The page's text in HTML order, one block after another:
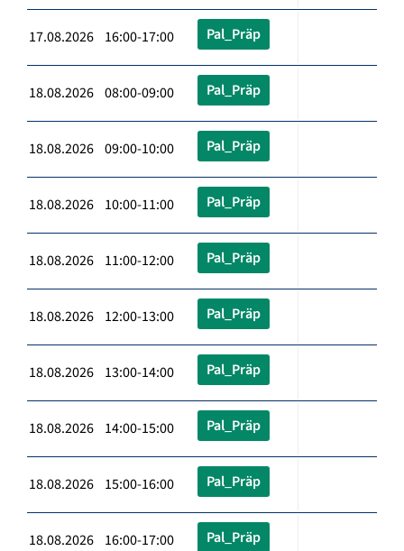
17.08.2026 16:00-17:00 Pal_Präp
18.08.2026 08:00-09:00 Pal_Präp
18.08.2026 09:00-10:00 Pal_Präp
18.08.2026 10:00-11:00 Pal_Präp
18.08.2026 11:00-12:00 Pal_Präp
18.08.2026 12:00-13:00 Pal_Präp
18.08.2026 13:00-14:00 Pal_Präp
18.08.2026 14:00-15:00 Pal_Präp
18.08.2026 15:00-16:00 Pal_Präp
18.08.2026 16:00-17:00 Pal_Präp